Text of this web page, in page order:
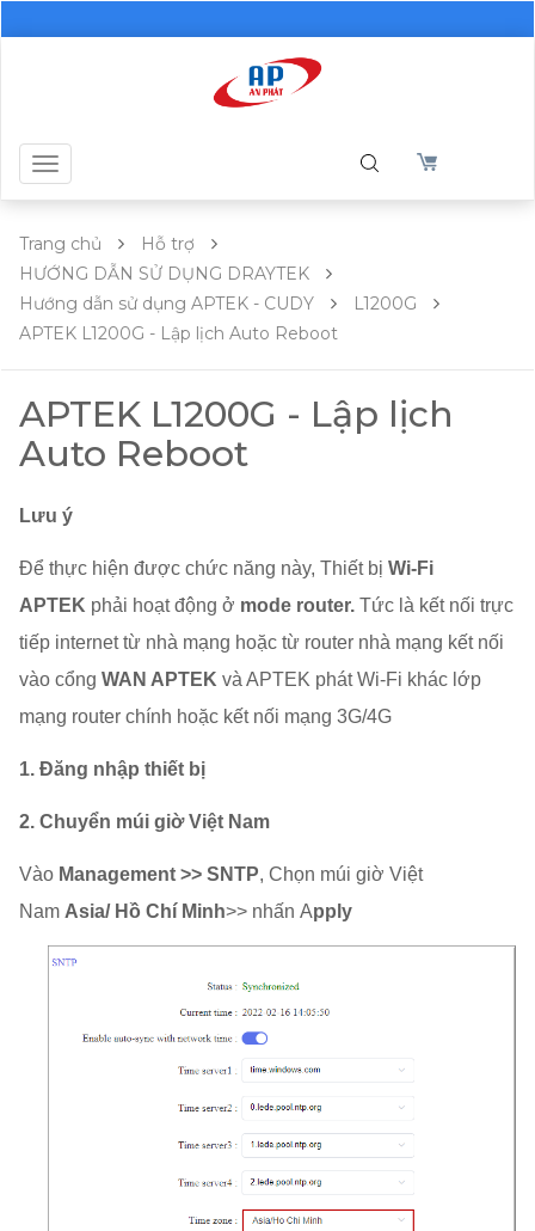
Toggle
navigation
Trang chủ
Hỗ trợ
HƯỚNG DẪN SỬ DỤNG DRAYTEK
Hướng dẫn sử dụng APTEK - CUDY
L1200G
APTEK L1200G - Lập lịch Auto Reboot
APTEK L1200G - Lập lịch
Auto Reboot
Lưu ý
Để thực hiện được chức năng này, Thiết bị Wi-Fi
APTEK phải hoạt động ở mode router. Tức là kết nối trực
tiếp internet từ nhà mạng hoặc từ router nhà mạng kết nối
vào cổng WAN APTEK và APTEK phát Wi-Fi khác lớp
mạng router chính hoặc kết nối mạng 3G/4G
1. Đăng nhập thiết bị
2. Chuyển múi giờ Việt Nam
Vào Management >> SNTP, Chọn múi giờ Việt
Nam Asia/ Hồ Chí Minh>> nhấn Apply